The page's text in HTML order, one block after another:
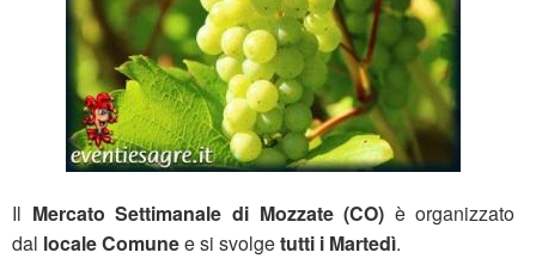
Il Mercato Settimanale di Mozzate (CO) è organizzato
dal locale Comunee si svolgetutti i Martedì.